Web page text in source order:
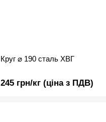
Круг ⌀ 190 сталь ХВГ
245 грн/кг (ціна з ПДВ)